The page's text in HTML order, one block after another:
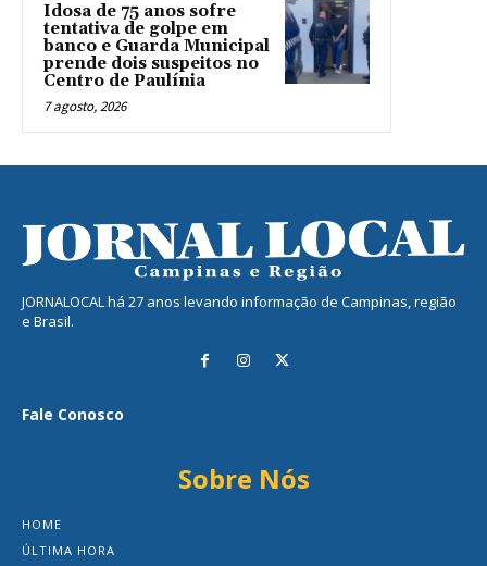
Idosa de 75 anos sofre
tentativa de golpe em
banco e Guarda Municipal
prende dois suspeitos no
Centro de Paulínia
7 agosto, 2026
JORNALOCAL há 27 anos levando informação de Campinas, região
e Brasil.
Fale Conosco
Sobre Nós
HOME
ÚLTIMA HORA